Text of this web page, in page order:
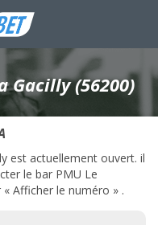
Gacilly (56200)
est actuellement ouvert. il
le bar PMU Le
Afficher le numéro » .